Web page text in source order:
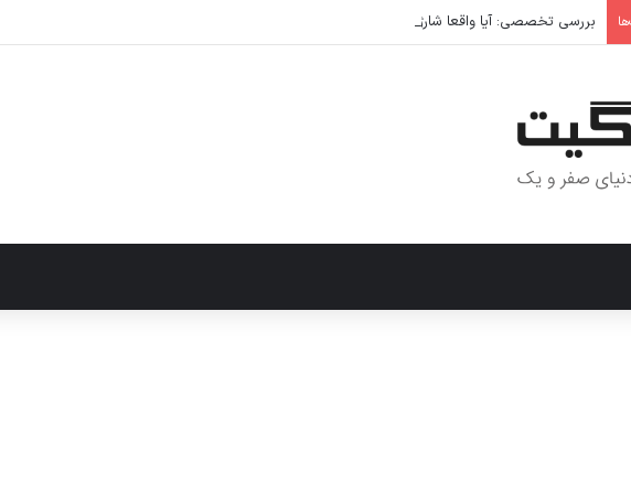
بررسی تخصصی: آیا واقعا شارژ سریع باتری را نابود می‌کند؟ راهکارهای عملی برای افزایش طول عمر باتری